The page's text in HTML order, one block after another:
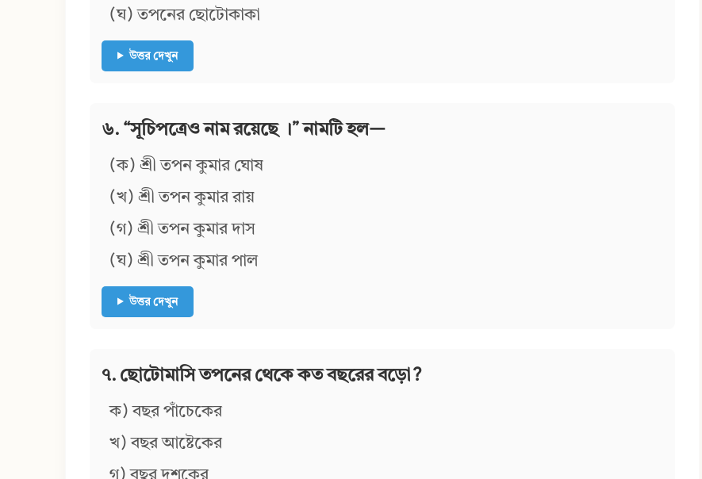
(ঘ) তপনের ছোটোকাকা
উত্তর দেখুন
৬. “সূচিপত্রেও নাম রয়েছে ।” নামটি হল—
(ক) শ্রী তপন কুমার ঘোষ
(খ) শ্রী তপন কুমার রায়
(গ) শ্রী তপন কুমার দাস
(ঘ) শ্রী তপন কুমার পাল
উত্তর দেখুন
৭. ছোটোমাসি তপনের থেকে কত বছরের বড়ো?
ক) বছর পাঁচেকের
খ) বছর আষ্টেকের
গ) বছর দশকের